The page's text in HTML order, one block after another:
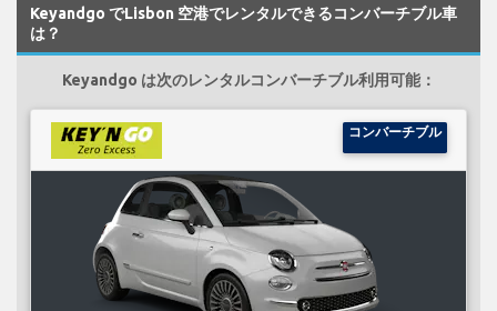
Keyandgo でLisbon 空港でレンタルできるコンバーチブル車
は？
Keyandgo は次のレンタルコンバーチブル利用可能：
コンバーチブル